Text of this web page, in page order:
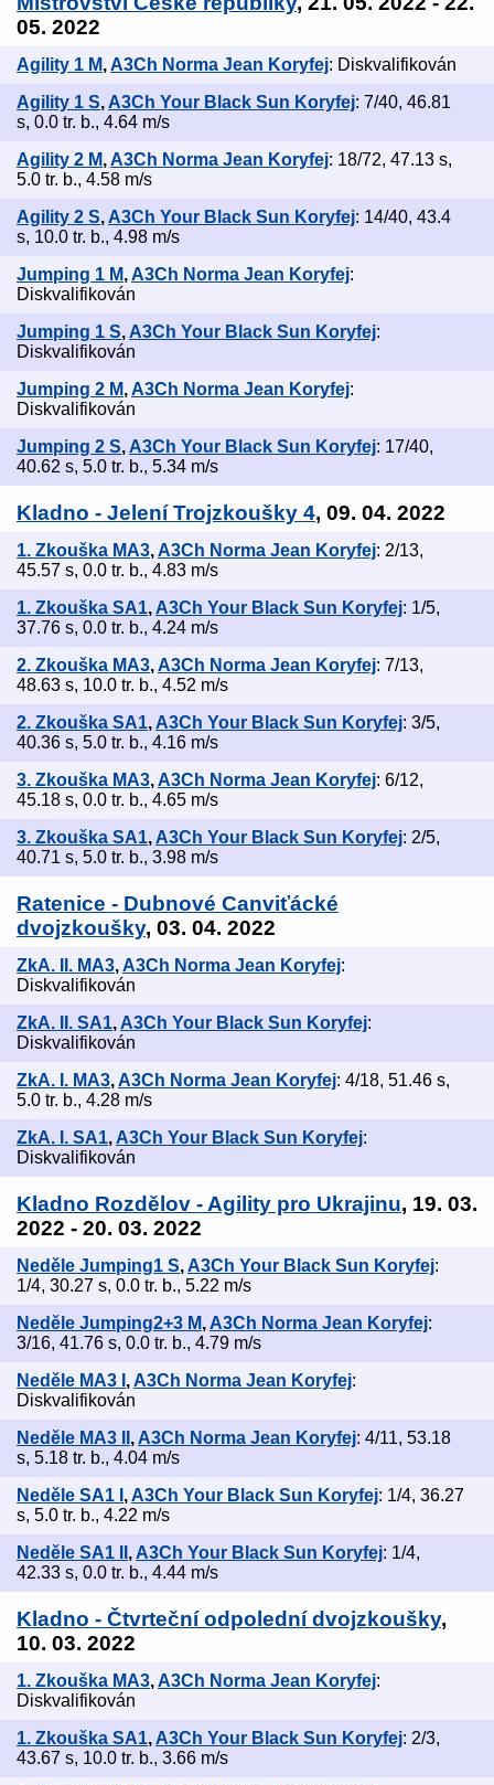
05. 2022
Agility 1 M,A3Ch Norma Jean Koryfej: Diskvalifikován
Agility 1 S, A3Ch Your Black Sun Koryfej: 7/40, 46.81
s, 0.0 tr. b., 4.64 m/s
Agility 2 M,A3Ch Norma Jean Koryfej: 18/72, 47.13 s,
5.0 tr. b., 4.58 m/s
Agility 2 S, A3Ch Your Black Sun Koryfej: 14/40, 43.4
s, 10.0 tr. b., 4.98 m/s
Jumping 1 M,A3Ch Norma Jean Koryfej:
Diskvalifikován
Jumping 1 S, A3Ch Your Black Sun Koryfej:
Diskvalifikován
Jumping 2 M,A3Ch Norma Jean Koryfej:
Diskvalifikován
Jumping 2 S, A3Ch Your Black Sun Koryfej: 17/40,
40.62 s, 5.0 tr. b., 5.34 m/s
Kladno - Jelení Trojzkoušky 4, 09. 04. 2022
1. Zkouška MA3,A3Ch Norma Jean Koryfej: 2/13,
45.57 s, 0.0 tr. b., 4.83 m/s
1. Zkouška SA1, A3Ch Your Black Sun Koryfej: 1/5,
37.76 s, 0.0 tr. b., 4.24 m/s
2. Zkouška MA3,A3Ch Norma Jean Koryfej: 7/13,
48.63 s, 10.0 tr. b., 4.52 m/s
2. Zkouška SA1, A3Ch Your Black Sun Koryfej: 3/5,
40.36 s, 5.0 tr. b., 4.16 m/s
3. Zkouška MA3,A3Ch Norma Jean Koryfej: 6/12,
45.18 s, 0.0 tr. b., 4.65 m/s
3. Zkouška SA1, A3Ch Your Black Sun Koryfej: 2/5,
40.71 s, 5.0 tr. b., 3.98 m/s
Ratenice - Dubnové Canviťácké
dvojzkoušky, 03. 04. 2022
ZkA. II. MA3,A3Ch Norma Jean Koryfej:
Diskvalifikován
ZkA. II. SA1, A3Ch Your Black Sun Koryfej:
Diskvalifikován
ZkA. I. MA3,A3Ch Norma Jean Koryfej: 4/18, 51.46 s,
5.0 tr. b., 4.28 m/s
ZkA. I. SA1, A3Ch Your Black Sun Koryfej:
Diskvalifikován
Kladno Rozdělov - Agility pro Ukrajinu, 19. 03.
2022 - 20. 03. 2022
Neděle Jumping1 S,A3Ch Your Black Sun Koryfej:
1/4, 30.27 s, 0.0 tr. b., 5.22 m/s
Neděle Jumping2+3 M, A3Ch Norma Jean Koryfej:
3/16, 41.76 s, 0.0 tr. b., 4.79 m/s
Neděle MA3 I ,A3Ch Norma Jean Koryfej:
Diskvalifikován
Neděle MA3 II , A3Ch Norma Jean Koryfej: 4/11, 53.18
s, 5.18 tr. b., 4.04 m/s
Neděle SA1 I ,A3Ch Your Black Sun Koryfej: 1/4, 36.27
s, 5.0 tr. b., 4.22 m/s
Neděle SA1 II , A3Ch Your Black Sun Koryfej: 1/4,
42.33 s, 0.0 tr. b., 4.44 m/s
Kladno - Čtvrteční odpolední dvojzkoušky,
10. 03. 2022
1. Zkouška MA3,A3Ch Norma Jean Koryfej:
Diskvalifikován
1. Zkouška SA1, A3Ch Your Black Sun Koryfej: 2/3,
43.67 s, 10.0 tr. b., 3.66 m/s